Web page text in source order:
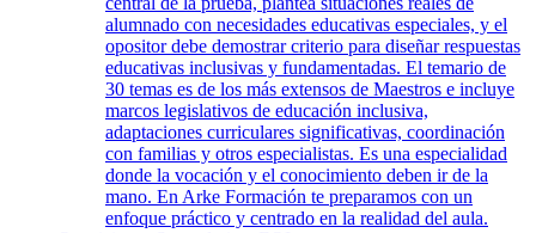
alumnado con necesidades educativas especiales, y el
opositor debe demostrar criterio para diseñar respuestas
educativas inclusivas y fundamentadas. El temario de
30 temas es de los más extensos de Maestros e incluye
marcos legislativos de educación inclusiva,
adaptaciones curriculares significativas, coordinación
con familias y otros especialistas. Es una especialidad
donde la vocación y el conocimiento deben ir de la
mano. En Arke Formación te preparamos con un
enfoque práctico y centrado en la realidad del aula.